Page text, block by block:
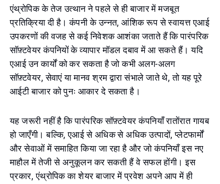
एंथ्रोपिक के तेज उत्थान ने पहले से ही बाजार में मजबूत
प्रतिक्रिया दी है। कंपनी के उन्नत, आंशिक रूप से स्वायत्त एआई
उपकरणों की वजह से कई निवेशक आशंका जताते हैं कि पारंपरिक
सॉफ़्टवेयर कंपनियों के व्यापार मॉडल दबाव में आ सकते हैं। यदि
एआई उन कार्यों को कर सकता है जो कभी अलग-अलग
सॉफ़्टवेयर, सेवाएं या मानव श्रम द्वारा संभाले जाते थे, तो यह पूरे
आईटी बाजार को पुनः आकार दे सकता है।
यह जरूरी नहीं है कि पारंपरिक सॉफ़्टवेयर कंपनियाँ रातोंरात गायब
हो जाएँगी। बल्कि, एआई से अधिक से अधिक उत्पादों, प्लेटफार्मों
और सेवाओं में समाहित किया जा रहा है और जो कंपनियाँ इस नए
माहौल में तेजी से अनुकूलन कर सकती हैं वे सफल होंगी। इस
प्रकार, एंथ्रोपिक का शेयर बाजार में प्रवेश अपने आप में ही